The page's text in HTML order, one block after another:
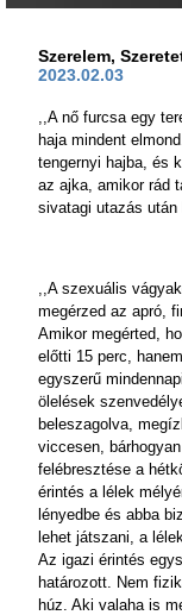
Szerelem,
2023.02.03
,,A nő furcsa egy
haja mindent
tengernyi hajba, és
az ajka, amikor rád
sivatagi utazás
,,A szexuális
megérzed az apró,
Amikor megérted,
előtti 15 perc,
egyszerű
ölelések
beleszagolva,
viccesen,
felébresztése a
érintés a lélek
lényedbe és abba
lehet játszani, a
Az igazi érintés
határozott. Nem
húz. Aki valaha is